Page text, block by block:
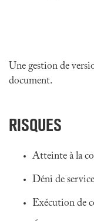
Une gestion de
document.
RISQUES
Atteinte à la
Déni de
Exécution de